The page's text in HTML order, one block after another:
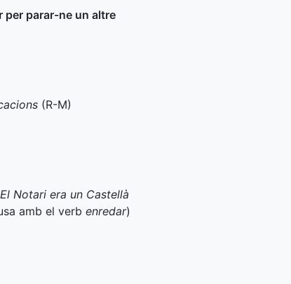
per parar-ne un altre
(R-M)
Notari era un Castellà
amb el verb enredar)